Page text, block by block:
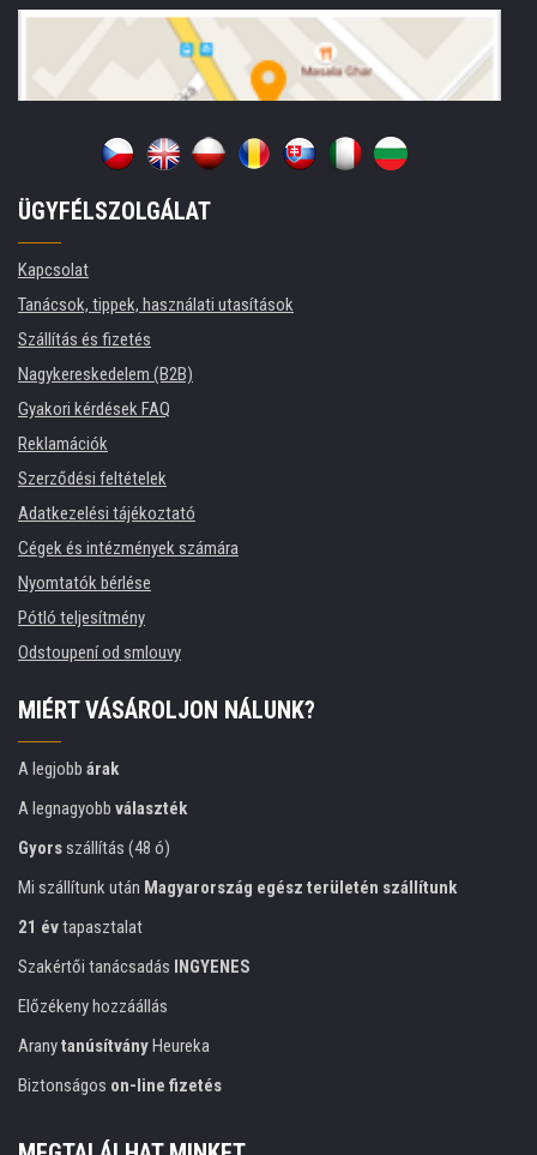
ÜGYFÉLSZOLGÁLAT
Kapcsolat
Tanácsok, tippek, használati utasítások
Szállítás és fizetés
Nagykereskedelem (B2B)
Gyakori kérdések FAQ
Reklamációk
Szerződési feltételek
Adatkezelési tájékoztató
Cégek és intézmények számára
Nyomtatók bérlése
Pótló teljesítmény
Odstoupení od smlouvy
MIÉRT VÁSÁROLJON NÁLUNK?
A legjobb árak
A legnagyobb választék
Gyorsszállítás (48 ó)
Mi szállítunk után Magyarország egész területén szállítunk
21 évtapasztalat
Szakértői tanácsadás INGYENES
Előzékeny hozzáállás
AranytanúsítványHeureka
Biztonságos on-line fizetés